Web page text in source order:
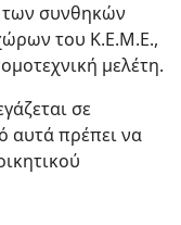
των συνθηκών
του Κ.Ε.Μ.Ε.,
μελέτη.
σε
αυτά πρέπει να